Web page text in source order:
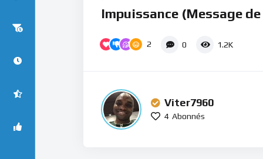
Impuissance (Message
2 0 1.2K
Viter7960
4 Abonnés